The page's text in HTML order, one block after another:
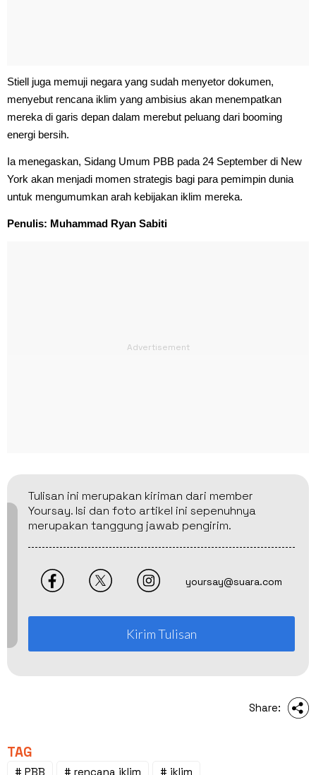
Stiell juga memuji negara yang sudah menyetor dokumen,
menyebut rencana iklim yang ambisius akan menempatkan
mereka di garis depan dalam merebut peluang dari booming
energi bersih.
Ia menegaskan, Sidang Umum PBB pada 24 September di New
York akan menjadi momen strategis bagi para pemimpin dunia
untuk mengumumkan arah kebijakan iklim mereka.
Penulis: Muhammad Ryan Sabiti
Tulisan ini merupakan kiriman dari member
Yoursay. Isi dan foto artikel ini sepenuhnya
merupakan tanggung jawab pengirim.
yoursay@suara.com
Kirim Tulisan
Share:
TAG
# PBB # rencana iklim # iklim